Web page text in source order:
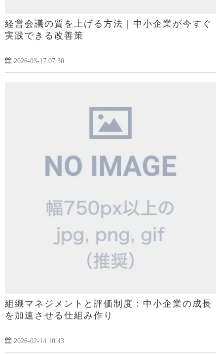
経営会議の質を上げる方法｜中小企業が今すぐ
実践できる改善策
2026-03-17 07:30
組織マネジメントと評価制度：中小企業の成長
を加速させる仕組み作り
2026-02-14 10:43